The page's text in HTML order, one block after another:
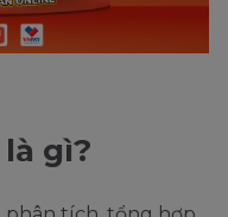
gì?